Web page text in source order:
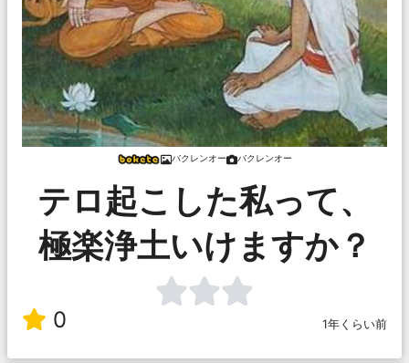
バクレンオー バクレンオー
テロ起こした私って、
極楽浄土いけますか？
0 1年くらい前